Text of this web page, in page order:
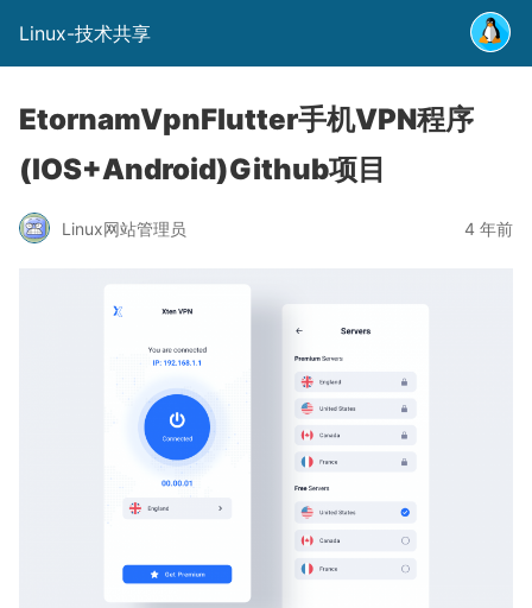
Linux-技术共享
EtornamVpnFlutter手机VPN程序
(IOS+Android)Github项目
Linux网站管理员 4 年前